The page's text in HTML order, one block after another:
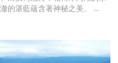
流經地下湧出此池，其澄澈的湛藍蘊含著神秘之美。 …